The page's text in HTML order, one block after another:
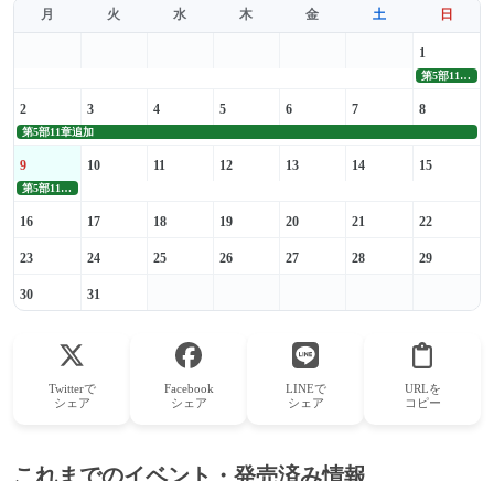
月 火 水 木 金 土 日
1
第5部11章追加
2 3 4 5 6 7 8
第5部11章追加
9 10 11 12 13 14 15
第5部11章追加
16 17 18 19 20 21 22
23 24 25 26 27 28 29
30 31
Twitterで
シェア
Facebook
シェア
LINEで
シェア
URLを
コピー
これまでのイベント・発売済み情報